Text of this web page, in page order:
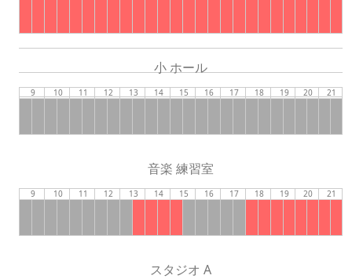
小 ホール
9 10 11 12 13 14 15 16 17 18 19 20 21
音楽 練習室
9 10 11 12 13 14 15 16 17 18 19 20 21
スタジオ A